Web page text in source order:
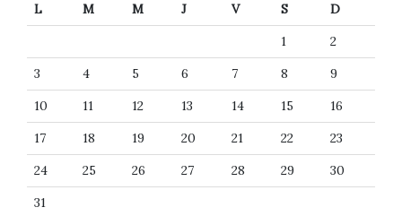
L M M J V S
D
1
2
3
4 5 6 7 8
9
10
11 12 13 14 15
16
17
18 19 20 21 22
23
24
25 26 27 28 29
30
31